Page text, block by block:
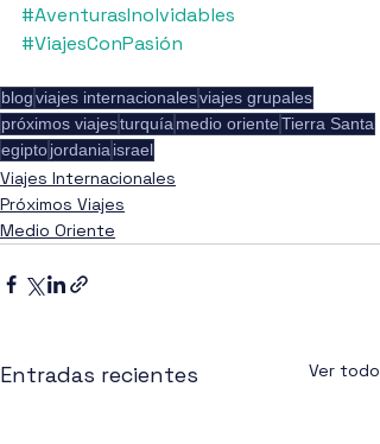
#AventurasInolvidables
#ViajesConPasión
blogviajes internacionalesviajes grupales
próximos viajesturquía medio orienteTierra Santa
egiptojordania israel
Viajes Internacionales
Próximos Viajes
Medio Oriente
Entradas recientes Ver todo